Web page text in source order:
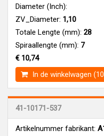
Diameter (Inch):
ZV_Diameter: 1,10
Totale Lengte (mm): 28
Spiraallengte (mm): 7
€ 10,74
In de winkelwagen
41-10171-537
Artikelnummer fabrikant: